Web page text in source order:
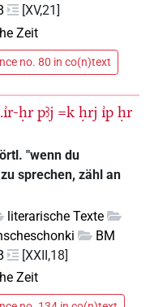
[XV,21]
Zeit
no. 80 in co(n)text
ḥr pꜣj =k ḥrj ı͗p ḥr
"wenn du
sprechen, zähl an
literarische Texte
BM
[XXII,18]
Zeit